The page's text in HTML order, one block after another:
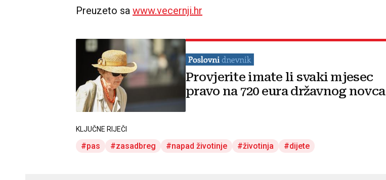
Preuzeto sa www.vecernji.hr
Provjerite imate li svaki mjesec
pravo na 720 eura državnog novca
KLJUČNE RIJEČI
pas zasadbreg napad životinje životinja dijete